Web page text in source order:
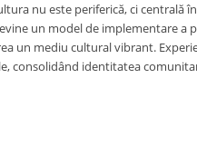
nu este periferică, ci centrală
un model de implementare a
un mediu cultural vibrant.
consolidând identitatea